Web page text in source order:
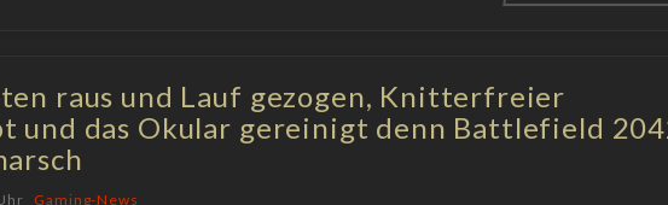
raus und Lauf gezogen, Knitterfreier
und das Okular gereinigt denn Battlefield
Gaming-News